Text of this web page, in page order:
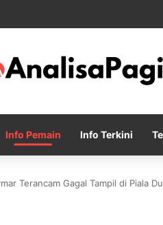
Era Baru sebagai Manajer Newcastle
Info Pemain Info Terkini
Terancam Gagal Tampil di Piala